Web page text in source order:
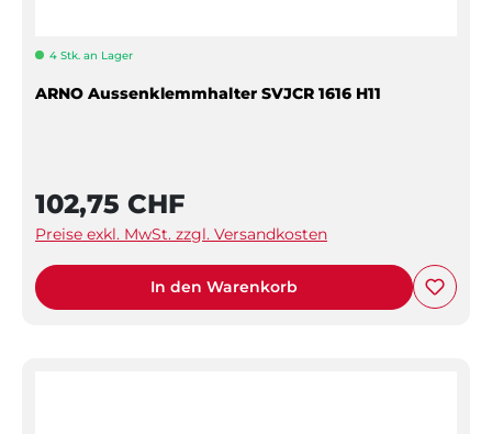
4 Stk. an Lager
ARNO Aussenklemmhalter SVJCR 1616 H11
102,75 CHF
Preise exkl. MwSt. zzgl. Versandkosten
In den Warenkorb